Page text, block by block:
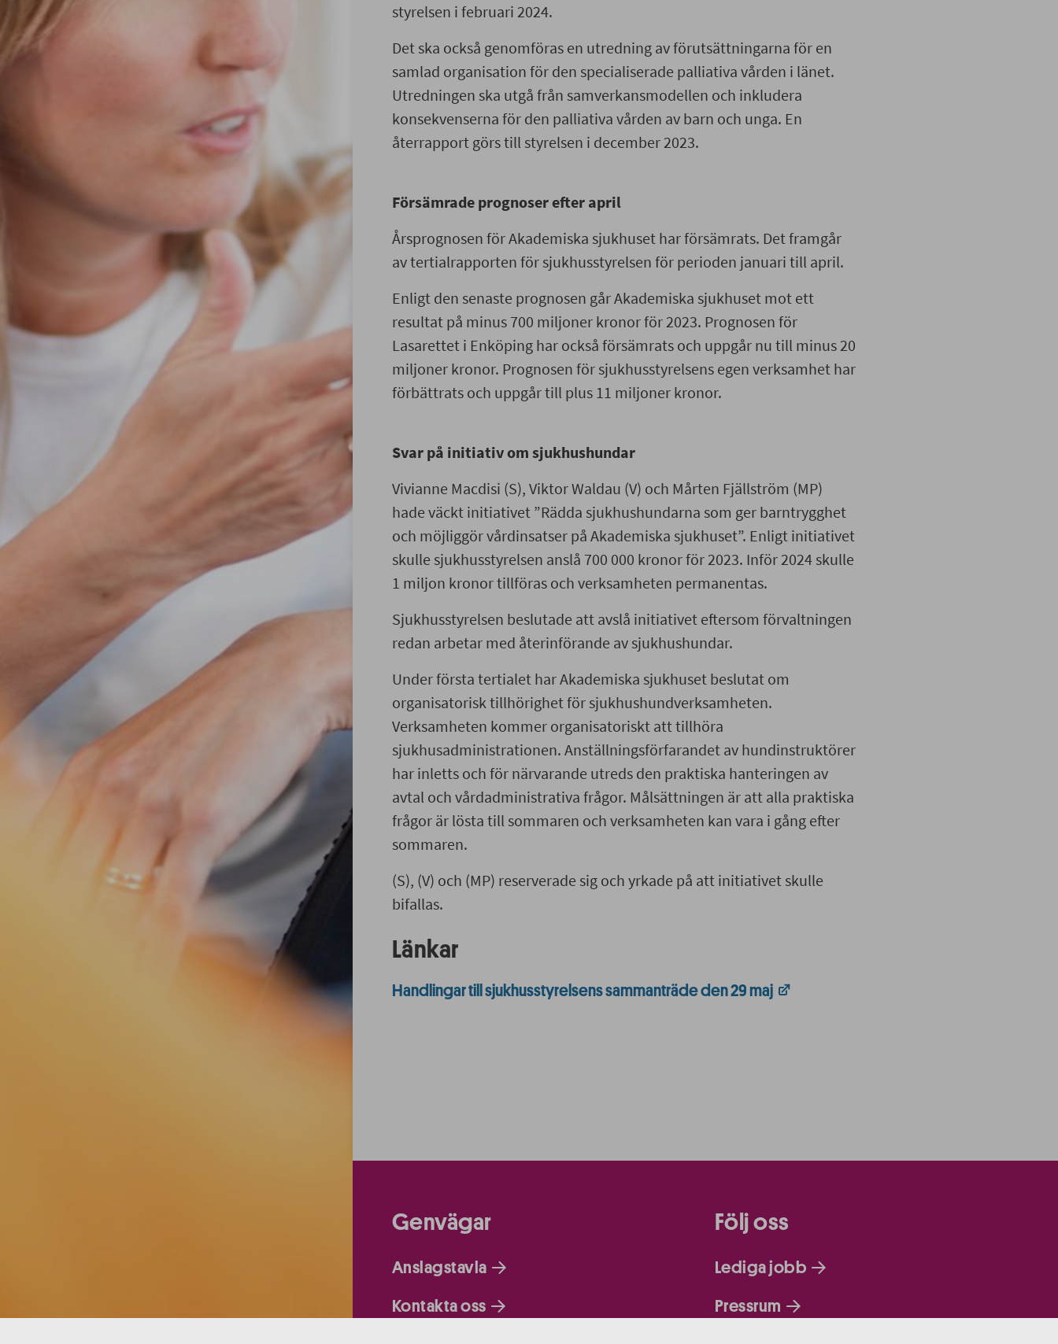
styrelsen i februari 2024.
Det ska också genomföras en utredning av förutsättningarna för en
samlad organisation för den specialiserade palliativa vården i länet.
Utredningen ska utgå från samverkansmodellen och inkludera
konsekvenserna för den palliativa vården av barn och unga. En
återrapport görs till styrelsen i december 2023.
Försämrade prognoser efter april
Årsprognosen för Akademiska sjukhuset har försämrats. Det framgår
av tertialrapporten för sjukhusstyrelsen för perioden januari till april.
Enligt den senaste prognosen går Akademiska sjukhuset mot ett
resultat på minus 700 miljoner kronor för 2023. Prognosen för
Lasarettet i Enköping har också försämrats och uppgår nu till minus 20
miljoner kronor. Prognosen för sjukhusstyrelsens egen verksamhet har
förbättrats och uppgår till plus 11 miljoner kronor.
Svar på initiativ om sjukhushundar
Vivianne Macdisi (S), Viktor Waldau (V) och Mårten Fjällström (MP)
hade väckt initiativet ”Rädda sjukhushundarna som ger barntrygghet
och möjliggör vårdinsatser på Akademiska sjukhuset”. Enligt initiativet
skulle sjukhusstyrelsen anslå 700 000 kronor för 2023. Inför 2024 skulle
1 miljon kronor tillföras och verksamheten permanentas.
Sjukhusstyrelsen beslutade att avslå initiativet eftersom förvaltningen
redan arbetar med återinförande av sjukhushundar.
Under första tertialet har Akademiska sjukhuset beslutat om
organisatorisk tillhörighet för sjukhushundverksamheten.
Verksamheten kommer organisatoriskt att tillhöra
sjukhusadministrationen. Anställningsförfarandet av hundinstruktörer
har inletts och för närvarande utreds den praktiska hanteringen av
avtal och vårdadministrativa frågor. Målsättningen är att alla praktiska
frågor är lösta till sommaren och verksamheten kan vara i gång efter
sommaren.
(S), (V) och (MP) reserverade sig och yrkade på att initiativet skulle
bifallas.
Länkar
Handlingar till sjukhusstyrelsens sammanträde den 29 maj
Genvägar
Anslagstavla
Kontakta oss
Följ oss
Lediga jobb
Pressrum